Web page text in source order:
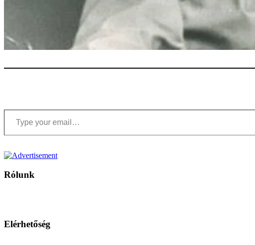
Type your email…
Rólunk
Elérhetőség